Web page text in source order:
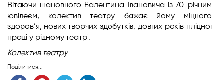
Вітаючи шановного Валентина Івановича із 70-річним
ювілеєм, колектив театру бажає йому міцного
здоров’я, нових творчих здобутків, довгих років плідної
праці у рідному театрі.
Колектив театру
Поділитися...